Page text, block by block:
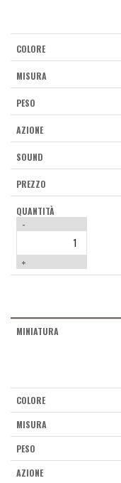
-
+